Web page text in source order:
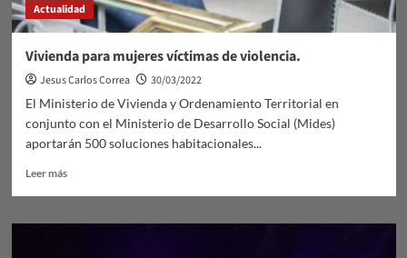
Actualidad
Vivienda para mujeres víctimas de violencia.
Jesus Carlos Correa
30/03/2022
El Ministerio de Vivienda y Ordenamiento Territorial en
conjunto con el Ministerio de Desarrollo Social (Mides)
aportarán 500 soluciones habitacionales...
Leer másLeer
Vivienda